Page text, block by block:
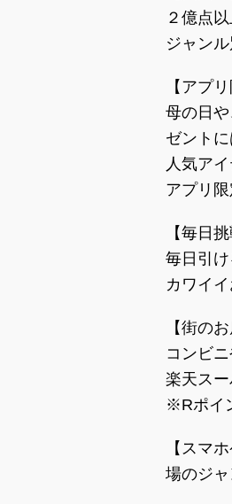
２億点
ジャン
【アプ
母の日
ゼント
人気ア
アプリ
【毎日
毎日引
カワイ
【街の
コンビ
楽天ス
※Rポイ
【スマ
場のジ